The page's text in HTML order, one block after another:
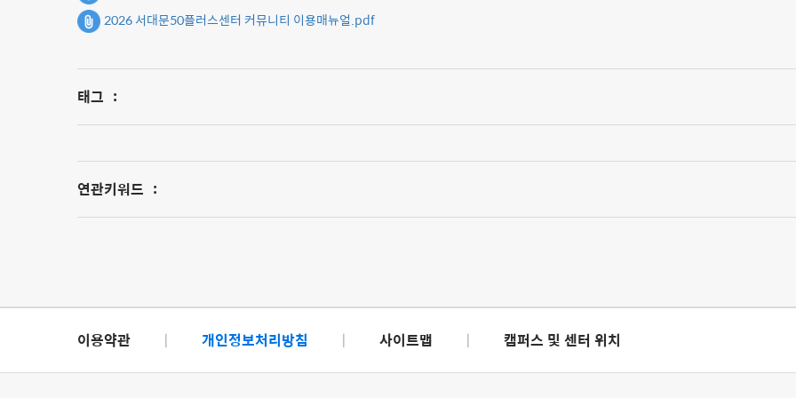
2026 서대문50플러스센터 커뮤니티 이용매뉴얼.pdf
태그 :
연관키워드 :
이용약관 | 개인정보처리방침 | 사이트맵 | 캠퍼스 및 센터 위치